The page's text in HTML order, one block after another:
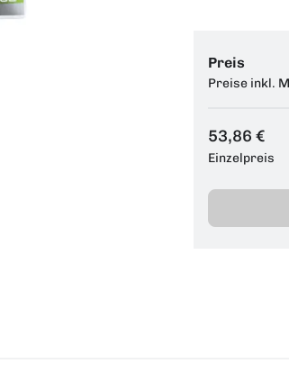
Preis
Preise inkl.
53,86 €
Einzelpreis